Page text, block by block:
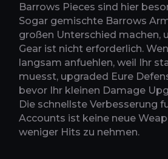
Barrows Pieces sind hier
Sogar gemischte Barrows
großen Unterschied machen,
Gear ist nicht erforderlich.
langsam anfuehlen, weil Ihr
muesst, upgraded Eure
bevor Ihr kleinen Damage
Die schnellste Verbesserung
Accounts ist keine neue
weniger Hits zu nehmen.